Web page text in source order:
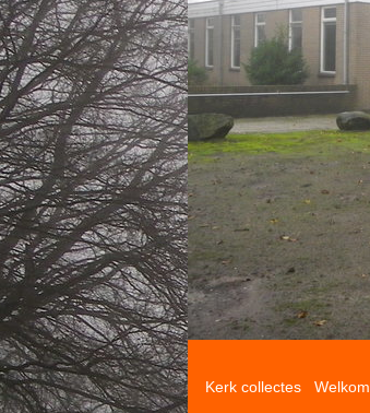
Kerk collectes Welkom